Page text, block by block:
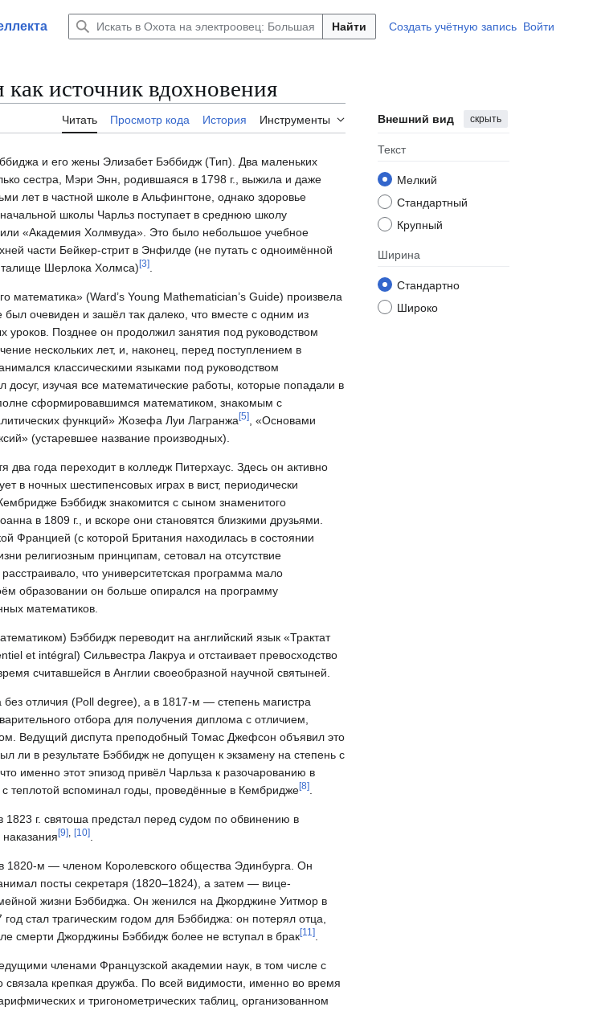
Найти Создать учётную запись Войти
источник вдохновения
Читать Просмотр кода История Инструменты Внешний вид скрыть
Текст
Мелкий
Стандартный
Крупный
Ширина
Стандартно
Широко
и его жены Элизабет Бэббидж (Тип). Два маленьких
сестра, Мэри Энн, родившаяся в 1798 г., выжила и даже
лет в частной школе в Альфингтоне, однако здоровье
начальной школы Чарльз поступает в среднюю школу
«Академия Холмвуда». Это было небольшое учебное
части Бейкер-стрит в Энфилде (не путать с одноимённой
Шерлока Холмса) [3]
(Ward’s Young Mathematician’s Guide) произвела
очевиден и зашёл так далеко, что вместе с одним из
Позднее он продолжил занятия под руководством
нескольких лет, и, наконец, перед поступлением в
классическими языками под руководством
изучая все математические работы, которые попадали в
сформировавшимся математиком, знакомым с
функций» Жозефа Луи Лагранжа [5]
, «Основами
(устаревшее название производных).
два года переходит в колледж Питерхаус. Здесь он активно
в ночных шестипенсовых играх в вист, периодически
Бэббидж знакомится с сыном знаменитого
в 1809 г., и вскоре они становятся близкими друзьями.
Францией (с которой Британия находилась в состоянии
религиозным принципам, сетовал на отсутствие
что университетская программа мало
образовании он больше опирался на программу
математиков.
Бэббидж переводит на английский язык «Трактат
et intégral) Сильвестра Лакруа и отстаивает превосходство
считавшейся в Англии своеобразной научной святыней.
отличия (Poll degree), а в 1817-м — степень магистра
отбора для получения диплома с отличием,
Ведущий диспута преподобный Томас Джефсон объявил это
ли в результате Бэббидж не допущен к экзамену на степень с
именно этот эпизод привёл Чарльза к разочарованию в
теплотой вспоминал годы, проведённые в Кембридже[8]
г. святоша предстал перед судом по обвинению в
[9] [10]
1820‑м — членом Королевского общества Эдинбурга. Он
посты секретаря (1820–1824), а затем — вице-
жизни Бэббиджа. Он женился на Джорджине Уитмор в
стал трагическим годом для Бэббиджа: он потерял отца,
смерти Джорджины Бэббидж более не вступал в брак[11 ]
членами Французской академии наук, в том числе с
крепкая дружба. По всей видимости, именно во время
и тригонометрических таблиц, организованном